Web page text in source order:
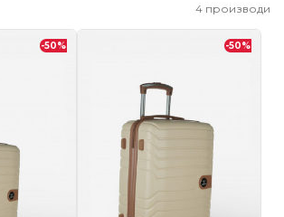
4 производи
-50% -50%